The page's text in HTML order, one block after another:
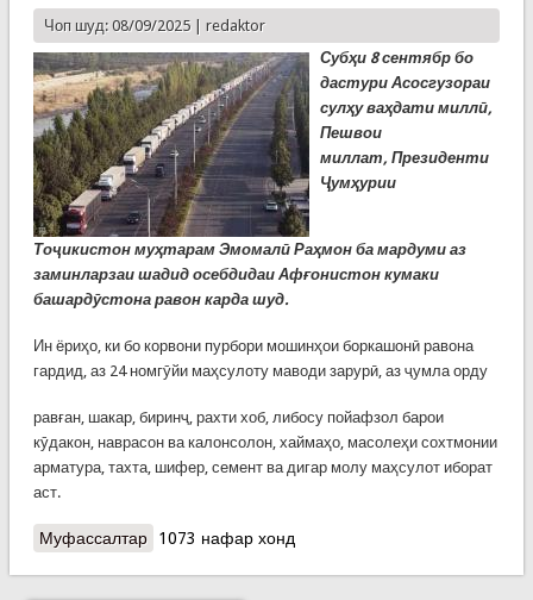
Чоп шуд: 08/09/2025 | redaktor
Субҳи 8 сентябр бо
дастури Асосгузораи
сулҳу ваҳдати миллӣ,
Пешвои
миллат, Президенти
Ҷумҳурии
Тоҷикистон муҳтарам Эмомалӣ Раҳмон ба мардуми аз
заминларзаи шадид осебдидаи Афғонистон кумаки
башардӯстона равон карда шуд.
Ин ёриҳо, ки бо корвони пурбори мошинҳои боркашонӣ равона
гардид, аз 24 номгӯйи маҳсулоту маводи зарурӣ, аз ҷумла орду
равған, шакар, биринҷ, рахти хоб, либосу пойафзол барои
кӯдакон, наврасон ва калонсолон, хаймаҳо, масолеҳи сохтмонии
арматура, тахта, шифер, семент ва дигар молу маҳсулот иборат
аст.
Муфассалтаро Кумаки башардӯстона бо дастури Пешвои
1073 нафар хонд